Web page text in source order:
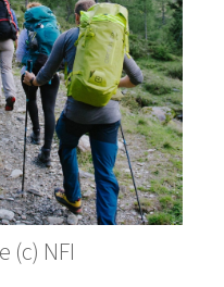
(c) NFI